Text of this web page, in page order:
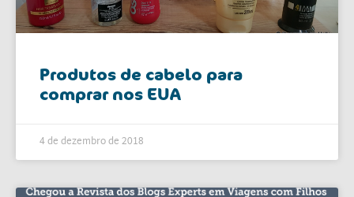
Produtos de cabelo para
comprar nos EUA
4 de dezembro de 2018